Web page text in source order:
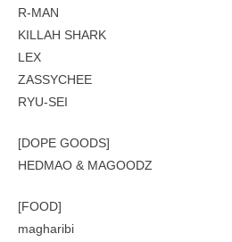
R-MAN
KILLAH SHARK
LEX
ZASSYCHEE
RYU-SEI
[DOPE GOODS]
HEDMAO & MAGOODZ
[FOOD]
magharibi